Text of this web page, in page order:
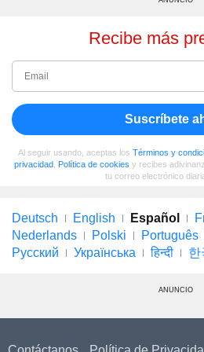
Recibe más
Suscríbete
Al seguir usando, aceptas los Términos y
privacidad, Política de cookies y recibes
tu correo electrónico
Deutsch English Español
Nederlands
Polski Português
Русский
Українська हिन्दी 한
ANUNCIO